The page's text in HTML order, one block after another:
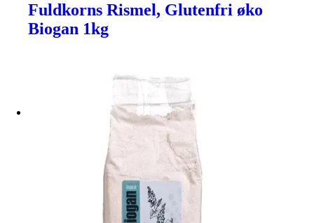
Fuldkorns Rismel, Glutenfri øko
Biogan 1kg